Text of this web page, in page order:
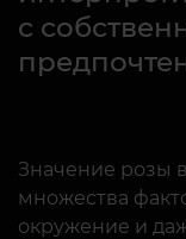
с
Значение розы
множества
окружение и